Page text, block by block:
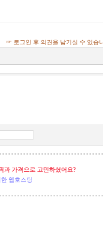
☞ 로그인 후 의견을 남기실 수 있습
과 가격으로 고민하셨어요?
웹호스팅